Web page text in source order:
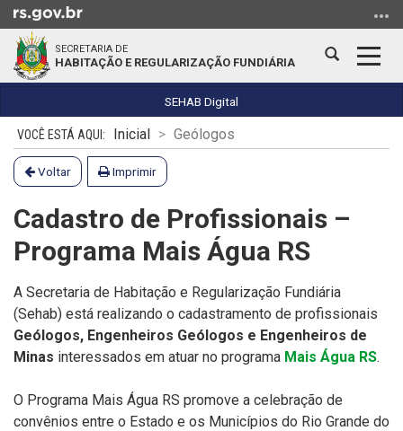
para
conteúdo
para
menu
busca
SECRETARIA DE
HABITAÇÃO E REGULARIZAÇÃO FUNDIÁRIA
Abrir
SEHAB Digital
Início
do
conteúdo
Inicial Geólogos
Voltar Imprimir
Cadastro de Profissionais –
Programa Mais Água RS
A Secretaria de Habitação e Regularização Fundiária
(Sehab) está realizando o cadastramento de profissionais
Geólogos, Engenheiros Geólogos e Engenheiros de
Minas interessados em atuar no programa Mais Água RS.
O Programa Mais Água RS promove a celebração de
convênios entre o Estado e os Municípios do Rio Grande do